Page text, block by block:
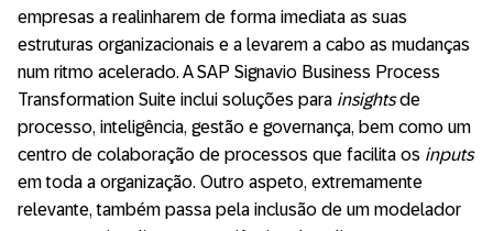
empresas a realinharem de forma imediata as suas
estruturas organizacionais e a levarem a cabo as mudanças
num ritmo acelerado. A SAP Signavio Business Process
Transformation Suite inclui soluções para insightsde
processo, inteligência, gestão e governança, bem como um
centro de colaboração de processos que facilita os inputs
em toda a organização. Outro aspeto, extremamente
relevante, também passa pela inclusão de um modelador